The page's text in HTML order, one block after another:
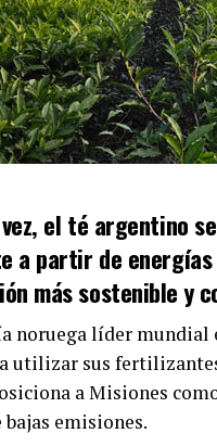
el té argentino
a partir de
más sostenible y
noruega líder
utilizar sus
a Misiones
emisiones.